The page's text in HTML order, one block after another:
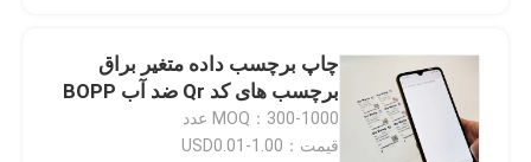
چاپ برچسب داده متغیر براق
برچسب های کد Qr ضد آب BOPP
MOQ：300-1000 عدد
قیمت：USD0.01-1.00